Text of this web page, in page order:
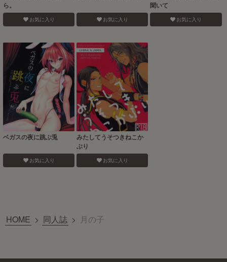
ら。
お気に入り お気に入り
聞いて
お気に入り
ベガスの夜に跳ぶ兎
お気に入り
みたしてうそつきねこか
ぶり
お気に入り
HOME > 同人誌 > 月の子